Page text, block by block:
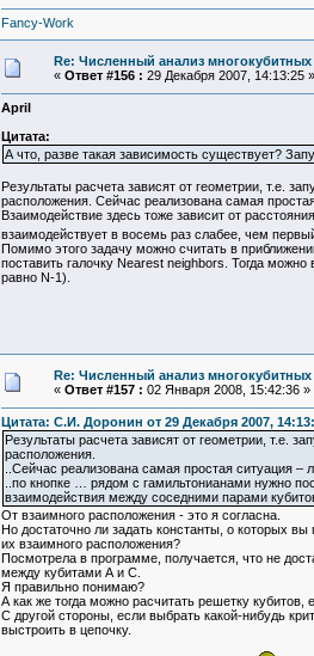
Fancy-Work
Re: Численный анализ многокубитных
« Ответ #156 : 29 Декабря 2007, 14:13:25 »
April
Цитата:
А что, разве такая зависимость существует?
Результаты расчета зависят от геометрии, т.е.
расположения. Сейчас реализована самая
Взаимодействие здесь тоже зависит от
взаимодействует в восемь раз слабее, чем
Помимо этого задачу можно считать в
поставить галочку Nearest neighbors. Тогда
равно N-1).
Re: Численный анализ многокубитных
« Ответ #157 : 02 Января 2008, 15:42:36 »
Цитата: С.И. Доронин от 29 Декабря 2007,
Результаты расчета зависят от геометрии, т.е.
расположения.
..Сейчас реализована самая простая ситуация
..по кнопке … рядом с гамильтонианами нужно
взаимодействия между соседними парами
От взаимного расположения - это я согласна.
Но достаточно ли задать константы, о которых
их взаимного расположения?
Посмотрела в программе, получается, что не
между кубитами А и С.
Я правильно понимаю?
А как же тогда можно расчитать решетку
С другой стороны, если выбрать какой-нибудь
выстроить в цепочку.